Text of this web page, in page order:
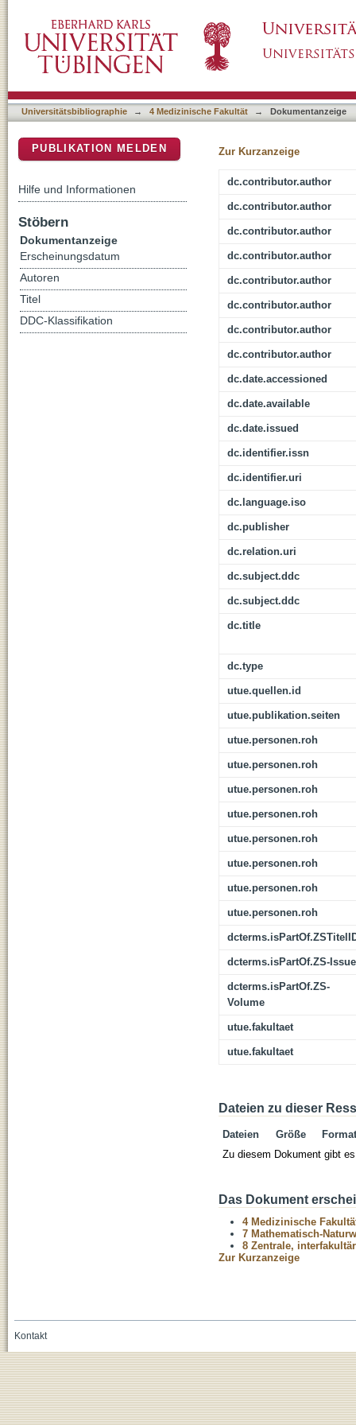
carcinomas
Universitätsbibliographie → 4 Medizinische Fakultät → Dokumentanzeige
Zur Kurzanzeige
dc.contributor.author
dc.contributor.author
dc.contributor.author
dc.contributor.author
dc.contributor.author
dc.contributor.author
dc.contributor.author
dc.contributor.author
dc.date.accessioned
dc.date.available
dc.date.issued
dc.identifier.issn
dc.identifier.uri
dc.language.iso
dc.publisher
dc.relation.uri
dc.subject.ddc
dc.subject.ddc
dc.title
dc.type
utue.quellen.id
utue.publikation.seiten
utue.personen.roh
utue.personen.roh
utue.personen.roh
utue.personen.roh
utue.personen.roh
utue.personen.roh
utue.personen.roh
utue.personen.roh
dcterms.isPartOf.ZS-Issue
dcterms.isPartOf.ZS-
Volume
utue.fakultaet
utue.fakultaet
Dateien zu dieser
Dateien Größe
Format
Zu diesem Dokument gibt
Das Dokument
4 Medizinische
7 Mathematisch-
8 Zentrale,
Zur Kurzanzeige
PUBLIKATION MELDEN
Hilfe und Informationen
Stöbern
Dokumentanzeige
Erscheinungsdatum
Autoren
Titel
DDC-Klassifikation
Kontakt